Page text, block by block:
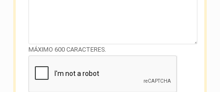
MÁXIMO 600 CARACTERES.